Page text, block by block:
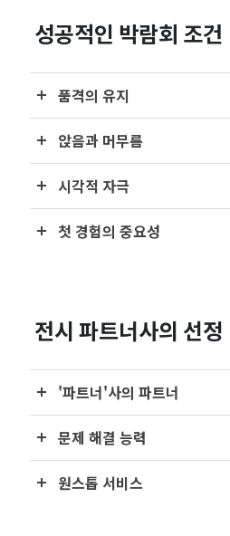
성공적인 박람회 조건
품격의 유지
앉음과 머무름
시각적 자극
첫 경험의 중요성
전시 파트너사의 선정
'파트너'사의 파트너
문제 해결 능력
원스톱 서비스